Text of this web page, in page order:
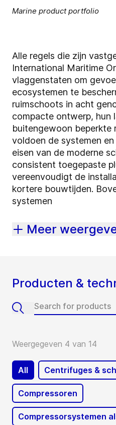
Marine product portfolio
Alle regels die zijn
International Maritime
vlaggenstaten om
ecosystemen te
ruimschoots in acht
compacte ontwerp, hun
buitengewoon beperkte
voldoen de systemen
eisen van de moderne
consistent toegepaste
vereenvoudigt de
kortere bouwtijden.
systemen
Meer
Producten &
Weergegeven 4 van 14
All Centrifuges &
Compressoren
Compressorsystemen